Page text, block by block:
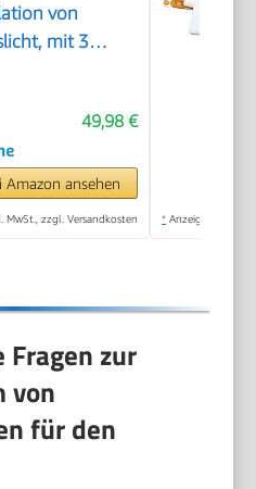
von
mit 3
10.000
49,98 €
Amazon ansehen
MwSt., zzgl. Versandkosten * Anzeige
zur
von
für den